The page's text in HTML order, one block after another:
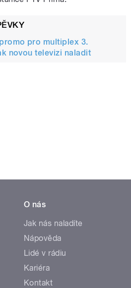
pro multiplex 3.
novou televizi naladit
O nás
Jak nás naladíte
Nápověda
Lidé v rádiu
Kariéra
Kontakt